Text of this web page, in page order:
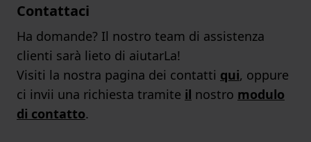
Contattaci
Ha domande? Il nostro team di assistenza
clienti sarà lieto di aiutarLa!
Visiti la nostra pagina dei contatti qui, oppure
ci invii una richiesta tramite il nostro modulo
di contatto.